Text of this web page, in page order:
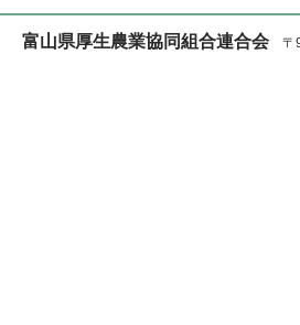
富山県厚生農業協同組合連合会 〒